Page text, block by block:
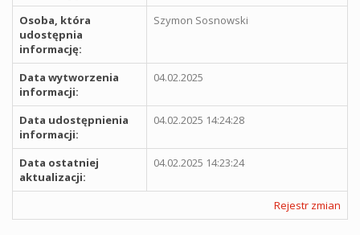
Osoba, która
udostępnia
informację:
Szymon Sosnowski
Data wytworzenia
informacji:
04.02.2025
Data udostępnienia
informacji:
04.02.2025 14:24:28
Data ostatniej
aktualizacji:
04.02.2025 14:23:24
Rejestr zmian